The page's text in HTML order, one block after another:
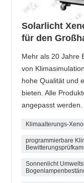
Solarlicht
für den
Mehr als 20 Jahre
von
hohe Qualität und
bieten. Alle
angepasst werden.
Klimaalterungs-
programmierbare
Sonnenlicht